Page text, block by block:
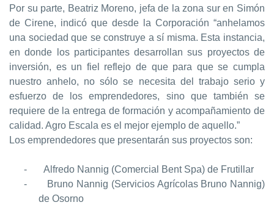
Por su parte, Beatriz Moreno, jefa de la zona sur en Simón
de Cirene, indicó que desde la Corporación “anhelamos
una sociedad que se construye a sí misma. Esta instancia,
en donde los participantes desarrollan sus proyectos de
inversión, es un fiel reflejo de que para que se cumpla
nuestro anhelo, no sólo se necesita del trabajo serio y
esfuerzo de los emprendedores, sino que también se
requiere de la entrega de formación y acompañamiento de
calidad. Agro Escala es el mejor ejemplo de aquello.”
Los emprendedores que presentarán sus proyectos son:
-
Alfredo Nannig (Comercial Bent Spa) de Frutillar
-
Bruno Nannig (Servicios Agrícolas Bruno Nannig)
de Osorno